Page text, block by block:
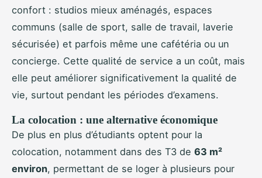
confort : studios mieux aménagés, espaces
communs (salle de sport, salle de travail, laverie
sécurisée) et parfois même une cafétéria ou un
concierge. Cette qualité de service a un coût, mais
elle peut améliorer significativement la qualité de
vie, surtout pendant les périodes d’examens.
La colocation : une alternative économique
De plus en plus d’étudiants optent pour la
colocation, notamment dans des T3 de 63 m²
environ, permettant de se loger à plusieurs pour